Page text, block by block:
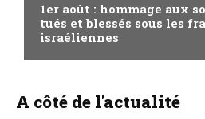
1er août : hommage aux
tués et blessés sous les
israéliennes
A côté de l'actualité